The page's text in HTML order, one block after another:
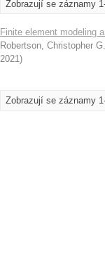
Zobrazují se záznamy
Finite element modeling
Robertson, Christopher G.
2021)
Zobrazují se záznamy